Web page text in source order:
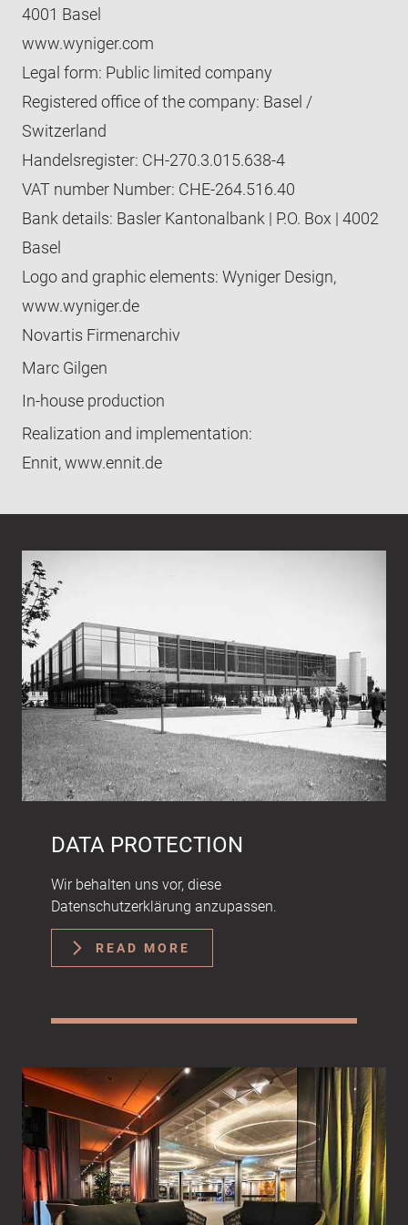
Buffet
Serviertes Menü
Glyybi 1
Glyybi 2 & 3
TEAM WYNIGER-EVENTS
CONTACT
4001 Basel
www.wyniger.com
Legal form: Public limited company
Registered office of the company: Basel /
Switzerland
Handelsregister: CH-270.3.015.638-4
VAT number Number: CHE-264.516.40
Bank details: Basler Kantonalbank | P.O. Box | 4002
Basel
Logo and graphic elements: Wyniger Design,
www.wyniger.de
Novartis Firmenarchiv
Marc Gilgen
In-house production
Realization and implementation:
Ennit,www.ennit.de
DATA PROTECTION
Wir behalten uns vor, diese
Datenschutzerklärung anzupassen.
READ MORE